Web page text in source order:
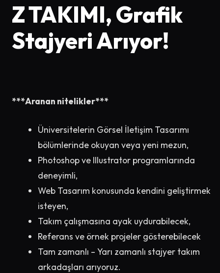
Z TAKIMI, Grafik
Stajyeri Arıyor!
***Aranan nitelikler***
Üniversitelerin Görsel İletişim Tasarımı
bölümlerinde okuyan veya yeni mezun,
Photoshop ve Illustrator programlarında
deneyimli,
Web Tasarım konusunda kendini geliştirmek
isteyen,
Takım çalışmasına ayak uydurabilecek,
Referans ve örnek projeler gösterebilecek
Tam zamanlı – Yarı zamanlı stajyer takım
arkadaşları arıyoruz.